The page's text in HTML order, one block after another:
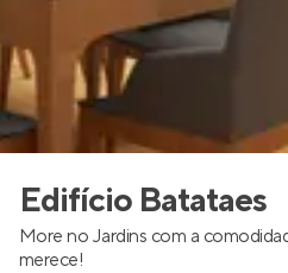
Edifício Batataes
More no Jardins com a
merece!